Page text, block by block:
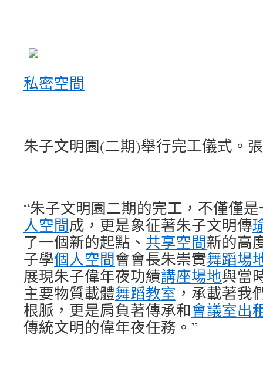
私密空間
朱子文明園(二期)舉行完工儀式。
“朱子文明園二期的完工，不僅僅
人空間成，更是象征著朱子文明傳
了一個新的起點、 共享空間新的高
子學個人空間會會長朱崇實舞蹈場
展現朱子偉年夜功績講座場地與當
主要物質載體舞蹈教室 ，承載著我
根脈，更是肩負著傳承和會議室出
傳統文明的偉年夜任務。”